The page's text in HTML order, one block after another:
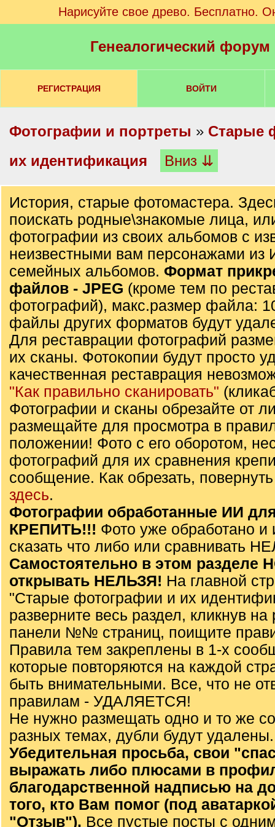
Нарисуйте свое древо. Бесплатно.
Генеалогический
РЕГИСТРАЦИЯ ВОЙТИ
Фотографии и портреты » Старые
их идентификация
Вниз ⇊
История, старые фотомастера.
поискать родные\знакомые лица,
фотографии из своих альбомов с
неизвестными вам персонажами из
семейных альбомов. Формат
файлов - JPЕG (кроме тем по
фотографий), макс.размер файла:
файлы других форматов будут
Для реставрации фотографий
их сканы. Фотокопии будут просто
качественная реставрация
"Как правильно сканировать"
Фотографии и сканы обрезайте от
размещайте для просмотра в
положении! Фото с его оборотом,
фотографий для их сравнения
сообщение. Как обрезать,
здесь.
Фотографии обработанные ИИ
КРЕПИТЬ!!! Фото уже обработано и
сказать что либо или сравнивать
Самостоятельно в этом
открывать НЕЛЬЗЯ! На главной
"Старые фотографии и их
разверните весь раздел, кликнув
панели №№ страниц, поищите
Правила тем закреплены в 1-х
которые повторяются на каждой
быть внимательными. Все, что не
правилам - УДАЛЯЕТСЯ!
Не нужно размещать одно и то же
разных темах, дубли будут удалены.
Убедительная просьба, свои
выражать либо плюсами в
благодарственной надписью на
того, кто Вам помог (под
"Отзыв"). Все пустые посты с